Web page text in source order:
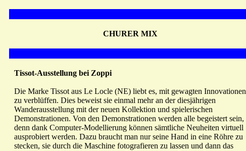
CHURER MIX
Tissot-Ausstellung bei Zoppi
Die Marke Tissot aus Le Locle (NE) liebt es, mit gewagten Innovationen
zu verblüffen. Dies beweist sie einmal mehr an der diesjährigen
Wanderausstellung mit der neuen Kollektion und spielerischen
Demonstrationen. Von den Demonstrationen werden alle begeistert sein,
denn dank Computer-Modellierung können sämtliche Neuheiten virtuell
ausprobiert werden. Dazu braucht man nur seine Hand in eine Röhre zu
stecken, sie durch die Maschine fotografieren zu lassen und dann das